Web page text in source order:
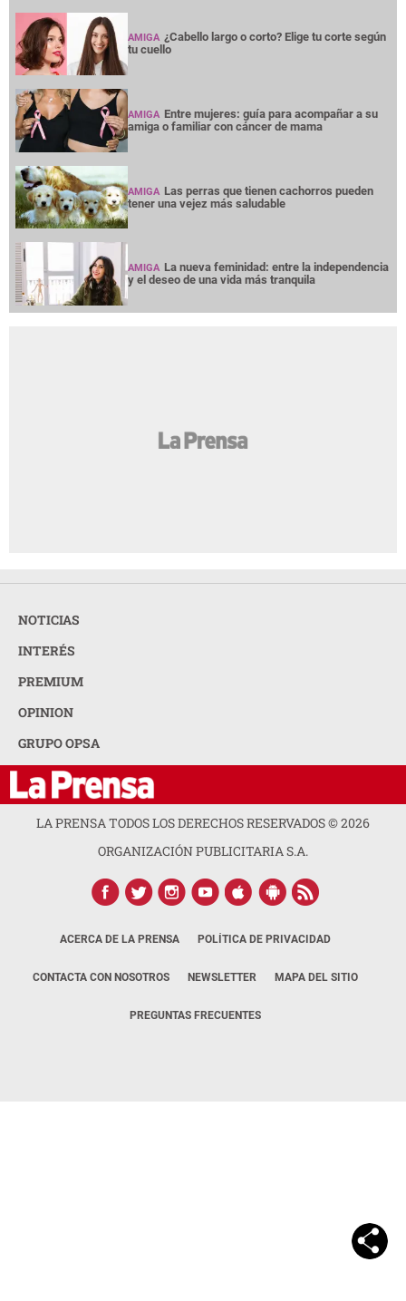
AMIGA ¿Cabello largo o corto? Elige tu corte según
tu cuello
AMIGA Entre mujeres: guía para acompañar a su
amiga o familiar con cáncer de mama
AMIGA Las perras que tienen cachorros pueden
tener una vejez más saludable
AMIGA La nueva feminidad: entre la independencia
y el deseo de una vida más tranquila
NOTICIAS
INTERÉS
PREMIUM
OPINION
GRUPO OPSA
LA PRENSA TODOS LOS DERECHOS RESERVADOS ©2026
ORGANIZACIÓN PUBLICITARIA S.A.
ACERCA DE LA PRENSA POLÍTICA DE PRIVACIDAD
CONTACTA CON NOSOTROS NEWSLETTER MAPA DEL SITIO
PREGUNTAS FRECUENTES